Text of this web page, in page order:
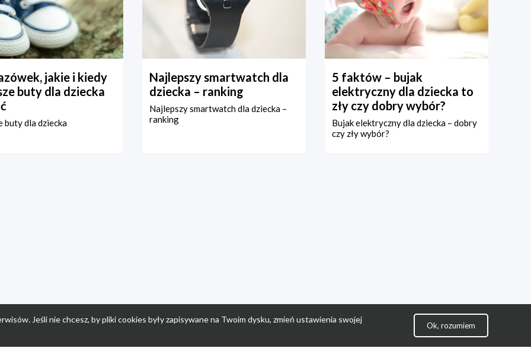
jakie i kiedy
buty dla dziecka
buty dla dziecka
Najlepszy smartwatch dla
dziecka – ranking
Najlepszy smartwatch dla dziecka –
ranking
5 faktów – bujak
elektryczny dla dziecka to
zły czy dobry wybór?
Bujak elektryczny dla dziecka – dobry
czy zły wybór?
Jeśli nie chcesz, by pliki cookies były zapisywane na Twoim dysku, zmień ustawienia swojej
Ok, rozumiem